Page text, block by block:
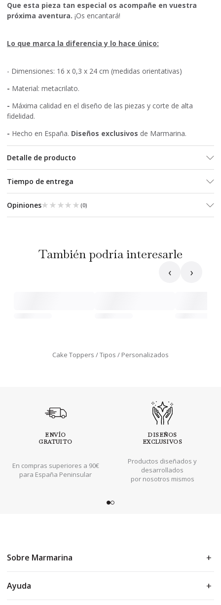
Que esta pieza tan especial os acompañe en vuestra
próxima aventura. ¡Os encantará!
Lo que marca la diferencia y lo hace único:
- Dimensiones: 16 x 0,3 x 24 cm (medidas orientativas)
- Material: metacrilato.
- Máxima calidad en el diseño de las piezas y corte de alta
fidelidad.
- Hecho en España. Diseños exclusivos de Marmarina.
Detalle de producto
Tiempo de entrega
Opiniones★★★★★
★★★★★ (0)
También podría interesarle
‹ ›
Cake Toppers Tipos Personalizados
ENVÍO
GRATUITO
En compras superiores a 90€
para España Peninsular
DISEÑOS
EXCLUSIVOS
Productos diseñados y
desarrollados
por nosotros mismos
Sobre Marmarina
Ayuda